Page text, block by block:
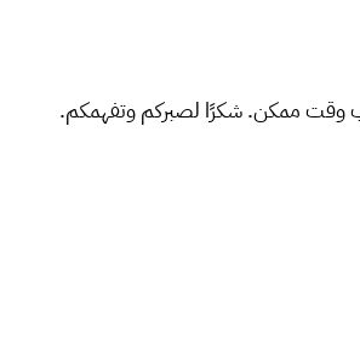
وقت ممكن. شكرًا لصبركم وتفهمكم.